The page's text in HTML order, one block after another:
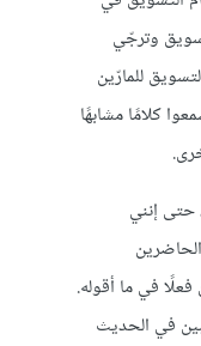
وترجّي
للمارّين
كلامًا مشابهًا
حتى إنني
في ما أقوله.
5-20 منهم راغبين في الحديث